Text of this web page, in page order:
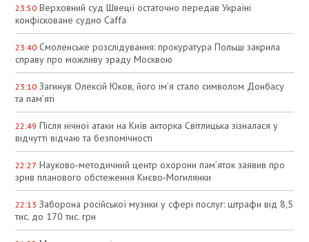
23:50 Верховний суд Швеції остаточно передав Україні
конфісковане судно Caffa
23:40 Смоленське розслідування: прокуратура Польщі закрила
справу про можливу зраду Москвою
23:10 Загинув Олексій Юков, його ім’я стало символом Донбасу
та пам’яті
22:49 Після нічної атаки на Київ акторка Світлицька зізналася у
відчутті відчаю та безпомічності
22:27 Науково‑методичний центр охорони пам’яток заявив про
зрив планового обстеження Києво‑Могилянки
22:13 Заборона російської музики у сфері послуг: штрафи від 8,5
тис. до 170 тис. грн